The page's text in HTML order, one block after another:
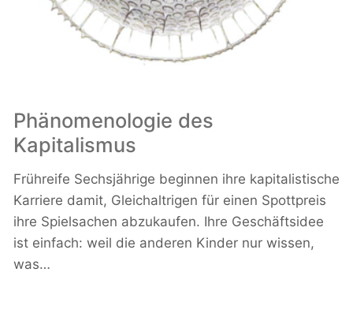
Phänomenologie des
Kapitalismus
Frühreife Sechsjährige beginnen ihre kapitalistische
Karriere damit, Gleichaltrigen für einen Spottpreis
ihre Spielsachen abzukaufen. Ihre Geschäftsidee
ist einfach: weil die anderen Kinder nur wissen,
was…